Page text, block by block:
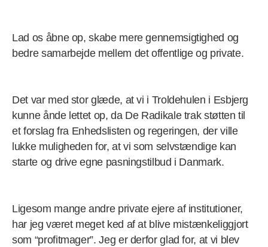
Lad os åbne op, skabe mere gennemsigtighed og
bedre samarbejde mellem det offentlige og private.
Det var med stor glæde, at vi i Troldehulen i Esbjerg
kunne ånde lettet op, da De Radikale trak støtten til
et forslag fra Enhedslisten og regeringen, der ville
lukke muligheden for, at vi som selvstændige kan
starte og drive egne pasningstilbud i Danmark.
Ligesom mange andre private ejere af institutioner,
har jeg været meget ked af at blive mistænkeliggjort
som “profitmager”. Jeg er derfor glad for, at vi blev